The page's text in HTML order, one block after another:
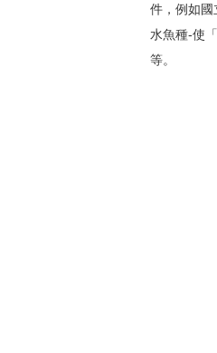
件，例如國
水魚種-使
等。